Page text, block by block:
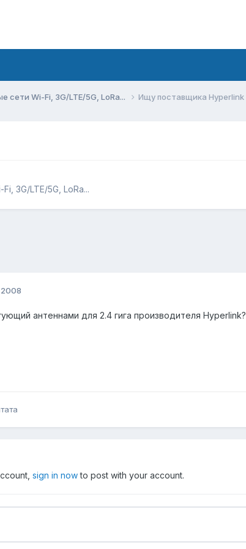
сети Wi-Fi, 3G/LTE/5G, LoRa... Ищу поставщика Hyperlink
3G/LTE/5G, LoRa...
2008
антеннами для 2.4 гига производителя Hyperlink?
sign in nowto post with your account.